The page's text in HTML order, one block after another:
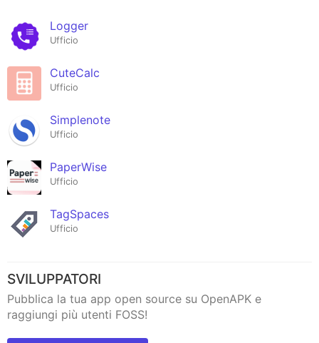
Logger
Ufficio
CuteCalc
Ufficio
Simplenote
Ufficio
PaperWise
Ufficio
TagSpaces
Ufficio
SVILUPPATORI
Pubblica la tua app open source su OpenAPK e
raggiungi più utenti FOSS!